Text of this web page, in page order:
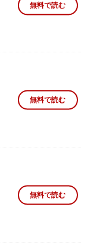
無料で読む
無料で読む
無料で読む